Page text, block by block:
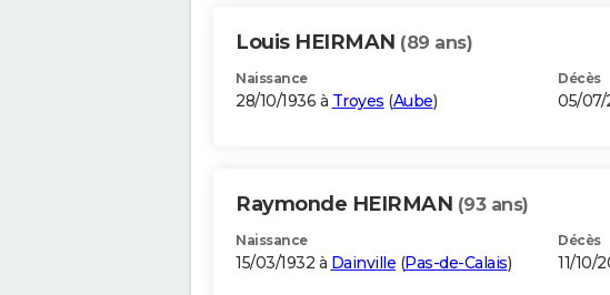
Louis HEIRMAN (89 ans)
Naissance
28/10/1936 à Troyes (Aube)
Décès
05/07/
Raymonde HEIRMAN (93 ans)
Naissance
15/03/1932 à Dainville (Pas-de-Calais)
Décès
11/10/